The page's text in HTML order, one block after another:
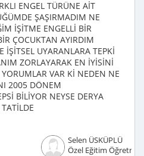
ENGEL TÜRÜNE AİT
ŞAŞIRMADIM NE
İŞİTME ENGELLİ BİR
ÇOCUKTAN AYIRDIM
İŞİTSEL UYARANLARA TEPKİ
ZORLAYARAK EN İYİSİNİ
VAR Kİ NEDEN NE
2005 DÖNEM
BİLİYOR NEYSE DERYA
Selen ÜSKÜPLÜ
Özel Eğitim